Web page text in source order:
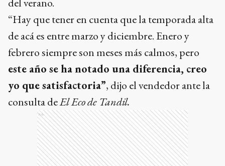
“Hay que tener en cuenta que la temporada alta
de acá es entre marzo y diciembre. Enero y
febrero siempre son meses más calmos, pero
este año se ha notado una diferencia, creo
yo que satisfactoria”, dijo el vendedor ante la
consulta deEl Eco de Tandil.
Ads